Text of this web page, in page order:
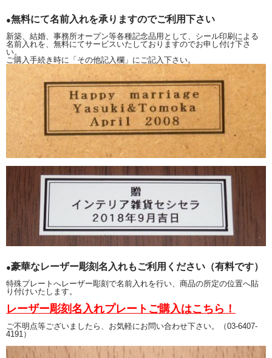
.
メタルフレームにシャープな短針と長針、ホワイトの文字盤のコンビネーション
●無料にて名前入れを承りますのでご利用下さい
新築、結婚、事務所オープン等各種記念品用として、シール印刷による
名前入れを、無料にてサービスいたしておりますのでお申し付け下さ
い。
ご購入手続き時に「その他記入欄」にご記入下さい。
●豪華なレーザー彫刻名入れもご利用ください（有料です）
特殊プレートへレーザー彫刻で名前入れを行い、商品の所定の位置へ貼
り付けいたします。
レーザー彫刻名入れプレートご購入はこちら！
ご不明点等ございましたら、お気軽にお問い合わせ下さい。（03-6407-
4191）